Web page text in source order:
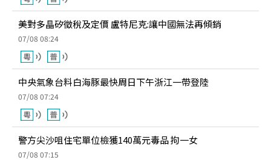
美對多晶矽徵稅及定價 盧特尼克:讓中國無法再傾銷
07/08 08:24
中央氣象台料白海豚最快周日下午浙江一帶登陸
07/08 07:24
警方尖沙咀住宅單位檢獲140萬元毒品 拘一女
07/08 07:15